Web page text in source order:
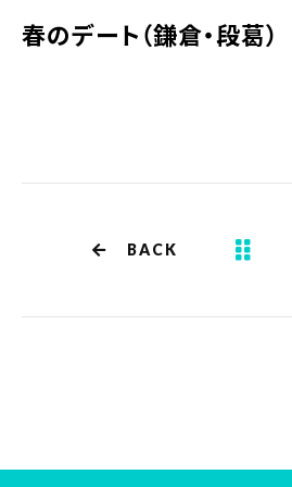
春のデート（鎌倉・段葛）
BACK
取材・制作のご依頼